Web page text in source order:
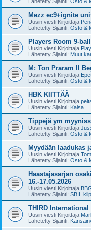
Lähetetty Sijainti: Osto &
Mezz ec9+ignite
Uusin viesti Kirjoittaja
Lähetetty Sijainti: Osto &
Players Room 9-
Uusin viesti Kirjoittaja
Lähetetty Sijainti: Muut
M: Ton Praram II
Uusin viesti Kirjoittaja
Lähetetty Sijainti: Osto &
HBK KIITTÄÄ
Uusin viesti Kirjoittaja
Lähetetty Sijainti: Kaisa
Tippejä ym
Uusin viesti Kirjoittaja
Lähetetty Sijainti: Osto &
Myydään laadukas
Uusin viesti Kirjoittaja
Lähetetty Sijainti: Osto &
Haastajasarjan
16.-17.05.2026
Uusin viesti Kirjoittaja BBG
Lähetetty Sijainti: SBIL
THIRD
Uusin viesti Kirjoittaja
Lähetetty Sijainti: